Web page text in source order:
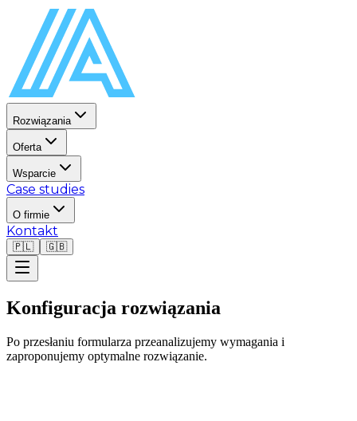
Rozwiązania
Oferta
Wsparcie
Case studies
O firmie
Kontakt
🇵🇱 🇬🇧
Konfiguracja rozwiązania
Po przesłaniu formularza przeanalizujemy wymagania i
zaproponujemy optymalne rozwiązanie.